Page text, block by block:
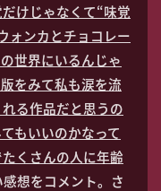
けじゃなくて“味覚
ォンカとチョコレー
世界にいるんじゃ
をみて私も涙を流
る作品だと思うの
もいいのかなって
くさんの人に年齢
感想をコメント。さ